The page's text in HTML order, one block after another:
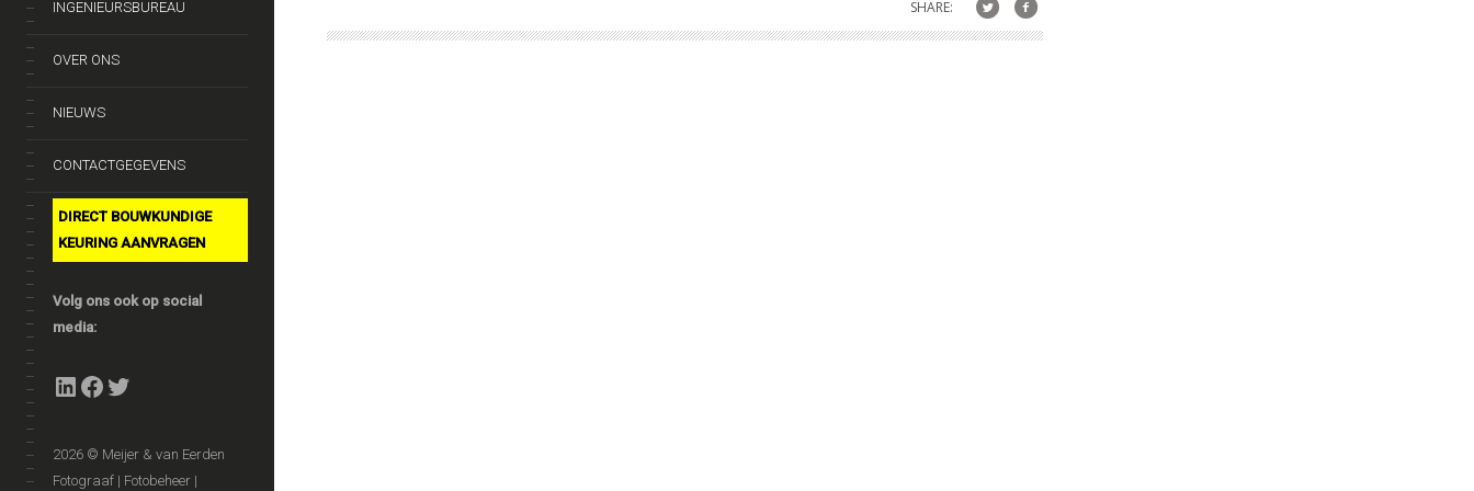
INGENIEURSBUREAU
OVER ONS
NIEUWS
CONTACTGEGEVENS
DIRECT BOUWKUNDIGE
KEURING AANVRAGEN
Volg ons ook op social
media:
LinkedIn
Facebook
2026 © Meijer & van Eerden
Fotograaf | Fotobeheer |
SHARE: